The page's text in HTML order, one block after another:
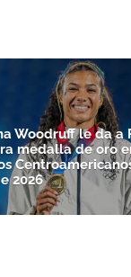
Woodruff le da a
medalla de oro
2026